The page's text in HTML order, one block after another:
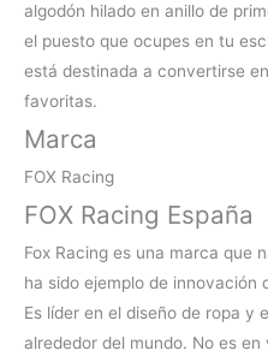
algodón hilado en anillo de
el puesto que ocupes en tu
está destinada a convertirse
favoritas.
Marca
FOX Racing
FOX Racing España
Fox Racing es una marca que
ha sido ejemplo de innovación
Es líder en el diseño de ropa y
alrededor del mundo. No es